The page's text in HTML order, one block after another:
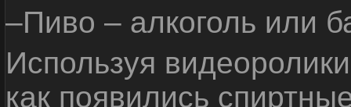
–Пиво – алкоголь или
Используя
как появились